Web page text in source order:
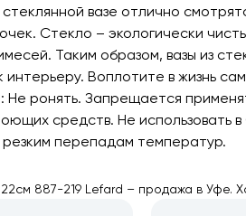
вазе отлично
Стекло – экологически
Таким образом, вазы из
интерьеру. Воплотите в жизнь
Не ронять. Запрещается
средств. Не использовать
резким перепадам температур.
22см 887-219 Lefard – продажа в Уфе.